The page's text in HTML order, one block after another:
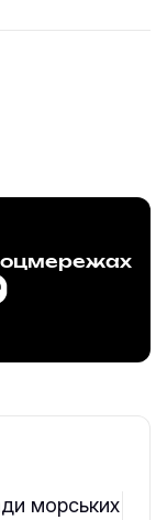
морських